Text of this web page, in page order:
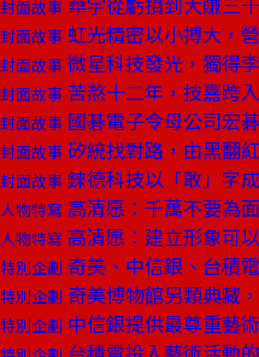
封面故事
封面故事 虹光精密以小搏大，
封面故事 微星科技發光，獨得
封面故事 苦熬十二年，技嘉跨
封面故事 國碁電子令母公司宏
封面故事 矽統找對路，由黑翻
封面故事 錸德科技以「敢」字
人物特寫 高清愿：千萬不要為
人物特寫 高清愿：建立形象可
特別企劃 奇美、中信銀、台積
特別企劃 奇美博物館另類典藏
特別企劃 中信銀提供最尊重藝